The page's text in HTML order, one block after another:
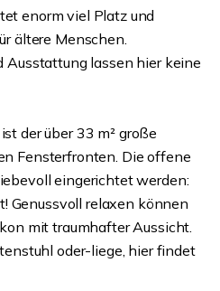
enorm viel Platz und
ältere Menschen.
Ausstattung lassen hier keine
der über 33 m² große
Fensterfronten. Die offene
eingerichtet werden:
Genussvoll relaxen können
mit traumhafter Aussicht.
oder-liege, hier findet